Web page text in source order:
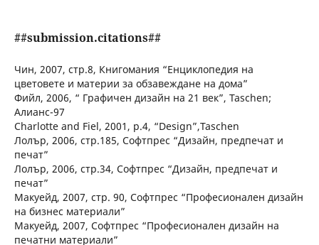
##submission.citations##
Чин, 2007, стр.8, Книгомания “Енциклопедия на
цветовете и материи за обзавеждане на дома”
Фийл, 2006, “ Графичен дизайн на 21 век”, Taschen;
Алианс-97
Charlotte and Fiel, 2001, p.4, “Design”,Taschen
Лолър, 2006, стр.185, Софтпрес “Дизайн, предпечат и
печат”
Лолър, 2006, стр.34, Софтпрес “Дизайн, предпечат и
печат”
Макуейд, 2007, стр. 90, Софтпрес “Професионален дизайн
на бизнес материали”
Макуейд, 2007, Софтпрес “Професионален дизайн на
печатни материали”